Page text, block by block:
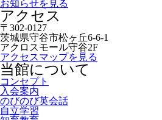
お知らせを見る
アクセス
〒302-0127
茨城県守谷市松ヶ丘6-6-1
アクロスモール守谷2F
アクセスマップを見る
当館について
コンセプト
入会案内
のびのび英会話
自立学習